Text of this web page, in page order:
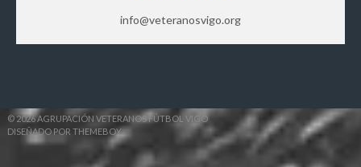
info@veteranosvigo.org
© 2026 AGRUPACIÓN VETERANOS FÚTBOL VIGO
DISEÑADO POR THEMEBOY